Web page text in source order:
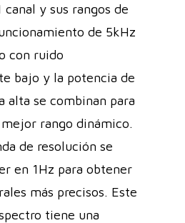
y sus rangos de
de 5kHz
con ruido
bajo y la potencia de
alta se combinan para
rango dinámico.
de resolución se
en 1Hz para obtener
más precisos. Este
tiene una